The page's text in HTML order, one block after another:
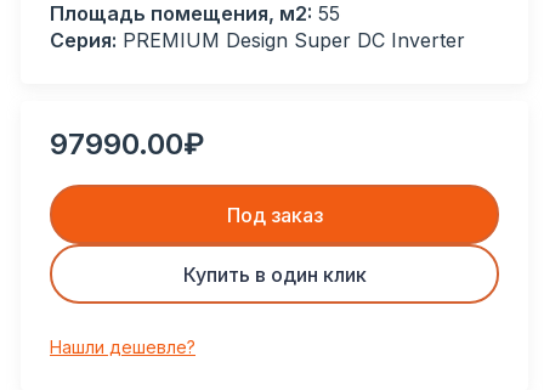
Площадь помещения, м2: 55
Серия: PREMIUM Design Super DC Inverter
97990.00₽
Под заказ
Купить в один клик
Нашли дешевле?